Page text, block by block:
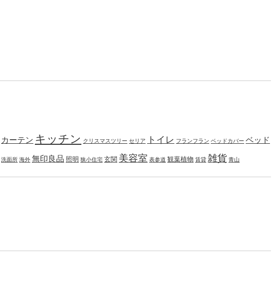
カーテン キッチン クリスマスツリー セリア トイレ フランフラン ベッドカバー ベッド
洗面所 海外 無印良品 照明 狭小住宅 玄関 美容室 表参道 観葉植物 賃貸 雑貨 青山